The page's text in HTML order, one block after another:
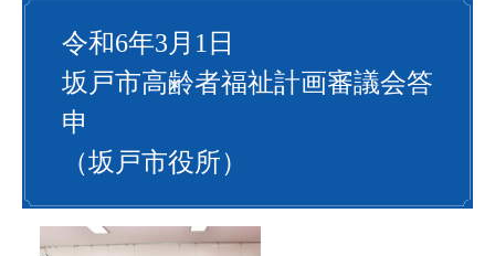
令和6年3月1日
坂戸市高齢者福祉計画審議会答
申
（坂戸市役所）